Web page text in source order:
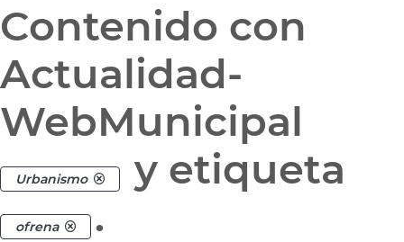
Contenido con
Actualidad-
WebMunicipal
Urbanismo y etiqueta
ofrena .